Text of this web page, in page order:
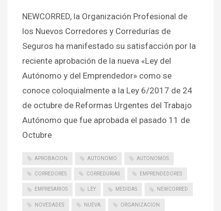
NEWCORRED, la Organización Profesional de
los Nuevos Corredores y Corredurías de
Seguros ha manifestado su satisfacción por la
reciente aprobación de la nueva «Ley del
Autónomo y del Emprendedor» como se
conoce coloquialmente a la Ley 6/2017 de 24
de octubre de Reformas Urgentes del Trabajo
Autónomo que fue aprobada el pasado 11 de
Octubre
APROBACION AUTONOMO AUTONOMOS
CORREDORES CORREDURIAS EMPRENDEDORES
EMPRESARIOS LEY MEDIDAS NEWCORRED
NOVEDADES NUEVA ORGANIZACION